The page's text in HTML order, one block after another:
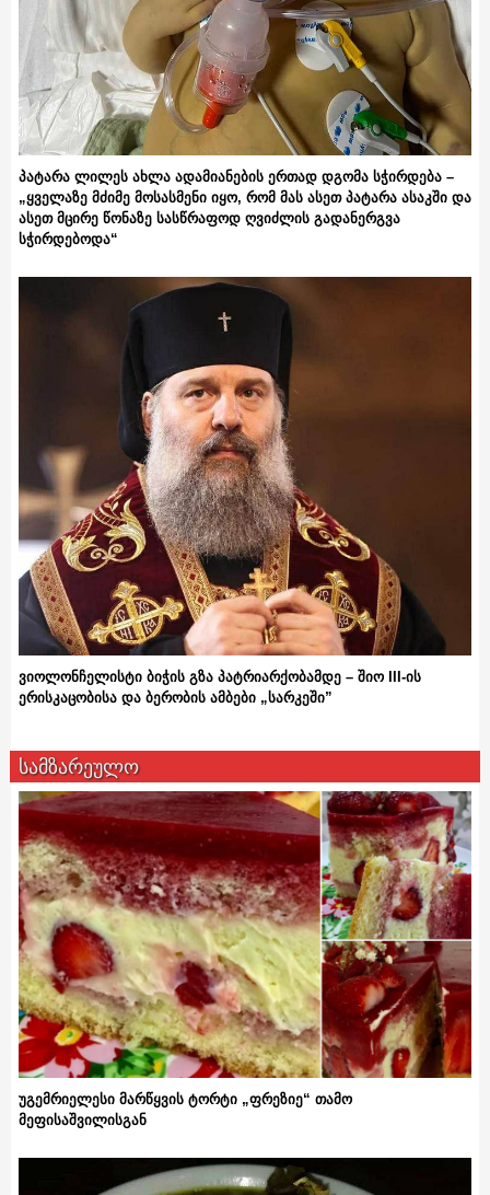
პატარა ლილეს ახლა ადამიანების ერთად დგომა სჭირდება –
„ყველაზე მძიმე მოსასმენი იყო, რომ მას ასეთ პატარა ასაკში და
ასეთ მცირე წონაზე სასწრაფოდ ღვიძლის გადანერგვა
სჭირდებოდა“
ვიოლონჩელისტი ბიჭის გზა პატრიარქობამდე – შიო III-ის
ერისკაცობისა და ბერობის ამბები „სარკეში”
სამზარეულო
უგემრიელესი მარწყვის ტორტი „ფრეზიე“ თამო
მეფისაშვილისგან